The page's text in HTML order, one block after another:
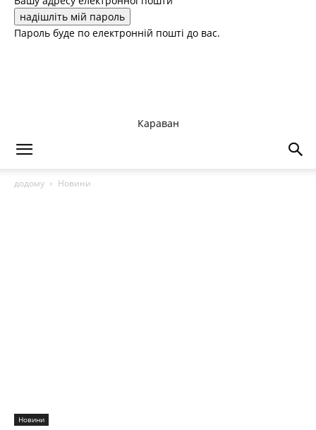
Пароль буде по електронній пошті до вас.
Караван
додому Новини
Новини